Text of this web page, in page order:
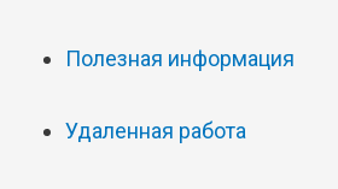
Полезная информация
Удаленная работа